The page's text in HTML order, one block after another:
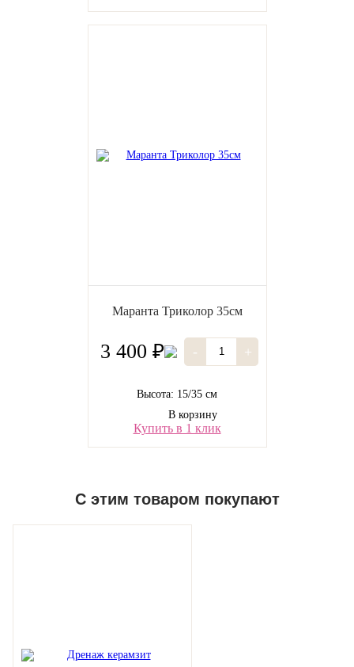
Маранта Триколор 35см
3 400 ₽ - +
Высота: 15/35 см
В корзину
Купить в 1 клик
С этим товаром покупают